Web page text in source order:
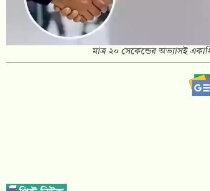
মাত্র ২০ সেকেন্ডের অভ্যাসই